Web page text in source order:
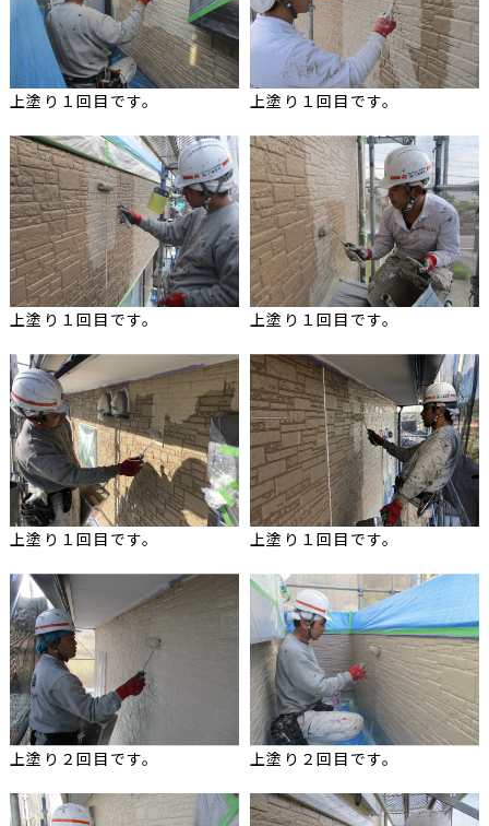
上塗り１回目です。 上塗り１回目です。
上塗り１回目です。 上塗り１回目です。
上塗り１回目です。 上塗り１回目です。
上塗り２回目です。 上塗り２回目です。